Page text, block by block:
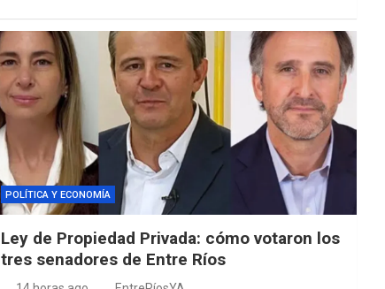
POLÍTICA Y ECONOMÍA
Ley de Propiedad Privada: cómo votaron los
tres senadores de Entre Ríos